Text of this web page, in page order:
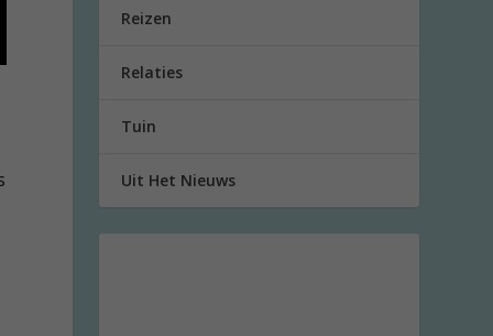
Reizen
Relaties
Tuin
Uit Het Nieuws